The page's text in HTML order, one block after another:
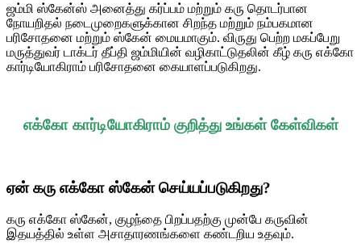
ஜம்மி ஸ்கேன்ஸ் அனைத்து கர்ப்பம் மற்றும் கரு தொடர்பான
நோயறிதல் நடைமுறைகளுக்கான சிறந்த மற்றும் நம்பகமான
பரிசோதனை மற்றும் ஸ்கேன் மையமாகும். விருது பெற்ற மகப்பேறு
மருத்துவர் டாக்டர் தீப்தி ஜம்மியின் வழிகாட்டுதலின் கீழ் கரு எக்கோ
கார்டியோகிராம் பரிசோதனை கையாளப்படுகிறது.
எக்கோ கார்டியோகிராம் குறித்து உங்கள் கேள்விகள்
ஏன் கரு எக்கோ ஸ்கேன் செய்யப்படுகிறது?
கரு எக்கோ ஸ்கேன், குழந்தை பிறப்பதற்கு முன்பே கருவின்
இதயத்தில் உள்ள அசாதாரணங்களை கண்டறிய உதவும்.